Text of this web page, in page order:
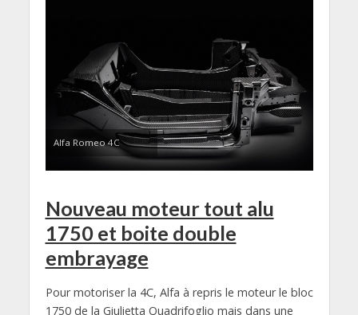
Alfa Romeo 4C
Nouveau moteur tout alu
1750 et boite double
embrayage
Pour motoriser la 4C, Alfa à repris le moteur le bloc
1750 de la Giulietta Quadrifoglio mais dans une